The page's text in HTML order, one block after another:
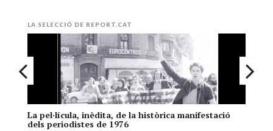
LA SELECCIÓ DE REPORT.CAT
La pel·lícula, inèdita, de la històrica manifestació
dels periodistes de 1976